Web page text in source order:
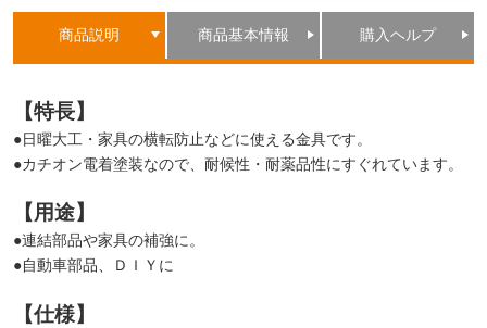
商品説明 商品基本情報 購入ヘルプ
【特長】
●日曜大工・家具の横転防止などに使える金具です。
●カチオン電着塗装なので、耐候性・耐薬品性にすぐれています。
【用途】
●連結部品や家具の補強に。
●自動車部品、ＤＩＹに
【仕様】